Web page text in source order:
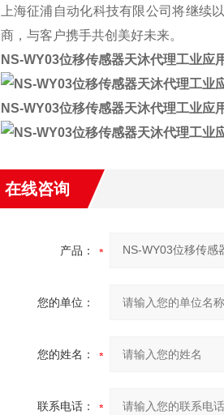
上海征浦自动化科技有限公司将继续
商，与客户携手共创美好未来。
NS-WY03位移传感器天沐代理工业应
NS-WY03位移传感器天沐代理工业应
在线咨询
产品：
您的单位：
您的姓名：
联系电话：